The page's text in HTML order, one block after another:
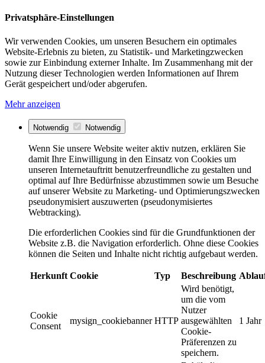
Privatsphäre-Einstellungen
Wir verwenden Cookies, um unseren Besuchern ein optimales
Website-Erlebnis zu bieten, zu Statistik- und Marketingzwecken
sowie zur Einbindung externer Inhalte. Im Zusammenhang mit der
Nutzung dieser Technologien werden Informationen auf Ihrem
Gerät gespeichert und/oder abgerufen.
Mehr anzeigen
Notwendig Notwendig
Wenn Sie unsere Website weiter aktiv nutzen, erklären Sie
damit Ihre Einwilligung in den Einsatz von Cookies um
unseren Internetauftritt benutzerfreundliche zu gestalten und
optimal auf Ihre Bedürfnisse abzustimmen sowie um Besuche
auf unserer Website zu Marketing- und Optimierungszwecken
pseudonymisiert auszuwerten (pseudonymisiertes
Webtracking).
Die erforderlichen Cookies sind für die Grundfunktionen der
Website z.B. die Navigation erforderlich. Ohne diese Cookies
können die Seiten und Inhalte nicht richtig aufgebaut werden.
Herkunft Cookie Typ Beschreibung
Cookie
Consent
mysign_cookiebanner HTTP
Wird benötigt,
um die vom
Nutzer
ausgewählten
Cookie-
Präferenzen zu
speichern.
1 Jahr